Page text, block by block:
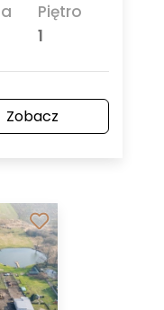
Piętro
1
Zobacz